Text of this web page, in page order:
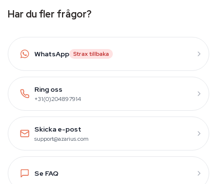
Har du fler frågor?
WhatsApp Strax tillbaka
Ring oss
+31(0)204897914
Skicka e-post
support@azarius.com
Se FAQ